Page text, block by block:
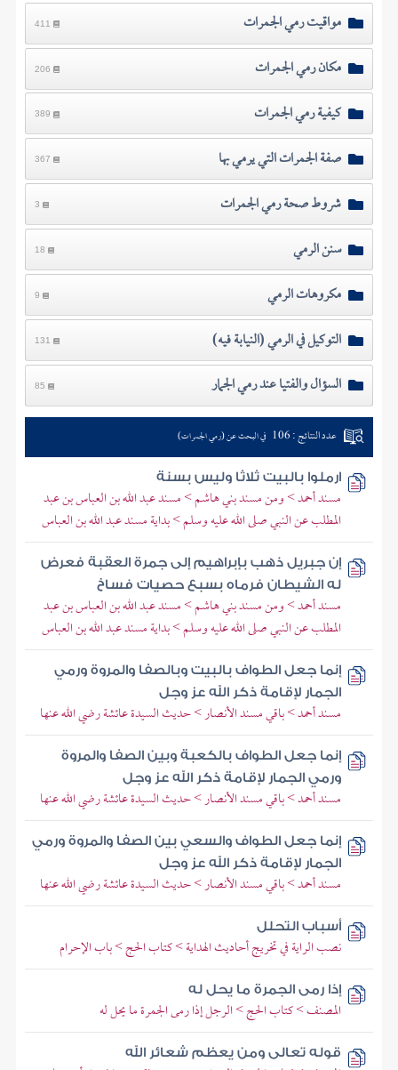
مواقيت رمي الجمرات 411
مكان رمي الجمرات 206
كيفية رمي الجمرات 389
صفة الجمرات التي يرمي بها 367
شروط صحة رمي الجمرات 3
سنن الرمي 18
مكروهات الرمي 9
التوكيل في الرمي (النيابة فيه) 131
السؤال والفتيا عند رمي الجمار 85
عدد النتائج : 106 في البحث عن (رمي الجمرات)
ارملوا بالبيت ثلاثا وليس بسنة
مسند أحمد > ومن مسند بني هاشم > مسند عبد الله بن العباس بن عبد
المطلب عن النبي صلى الله عليه وسلم > بداية مسند عبد الله بن العباس
إن جبريل ذهب بإبراهيم إلى جمرة العقبة فعرض
له الشيطان فرماه بسبع حصيات فساخ
مسند أحمد > ومن مسند بني هاشم > مسند عبد الله بن العباس بن عبد
المطلب عن النبي صلى الله عليه وسلم > بداية مسند عبد الله بن العباس
إنما جعل الطواف بالبيت وبالصفا والمروة ورمي
الجمار لإقامة ذكر الله عز وجل
مسند أحمد > باقي مسند الأنصار > حديث السيدة عائشة رضي الله عنها
إنما جعل الطواف بالكعبة وبين الصفا والمروة
ورمي الجمار لإقامة ذكر الله عز وجل
مسند أحمد > باقي مسند الأنصار > حديث السيدة عائشة رضي الله عنها
إنما جعل الطواف والسعي بين الصفا والمروة ورمي
الجمار لإقامة ذكر الله عز وجل
مسند أحمد > باقي مسند الأنصار > حديث السيدة عائشة رضي الله عنها
أسباب التحلل
نصب الراية في تخريج أحاديث الهداية > كتاب الحج > باب الإحرام
إذا رمى الجمرة ما يحل له
المصنف > كتاب الحج > الرجل إذا رمى الجمرة ما يحل له
قوله تعالى ومن يعظم شعائر الله